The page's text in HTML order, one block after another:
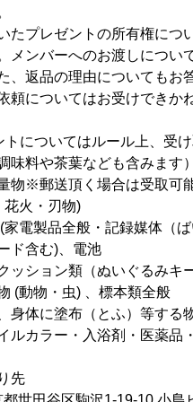
たプレゼントの所有権につ
メンバーへのお渡しについ
、返品の理由についてもお
頼についてはお受けできか
についてはルール上、受
味料や茶葉なども含みま
物※郵送頂く場合は受取可
花火・刃物)
家電製品全般・記録媒体（
ド含む)、電池
ッション類（ぬいぐるみキ
(動物・虫) 、標本類全般
身体に塗布（とふ）等する
ルカラー・入浴剤・医薬品
先